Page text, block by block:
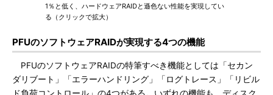
1％と低く、ハードウェアRAIDと遜色ない性能を実現してい
る（クリックで拡大）
PFUのソフトウェアRAIDが実現する4つの機能
PFUのソフトウェアRAIDの特筆すべき機能としては「セカン
ダリブート」「エラーハンドリング」「ログトレース」「リビル